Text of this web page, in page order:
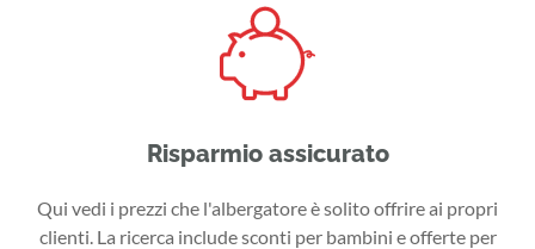
Risparmio assicurato
Qui vedi i prezzi che l'albergatore è solito offrire ai propri
clienti. La ricerca include sconti per bambini e offerte per